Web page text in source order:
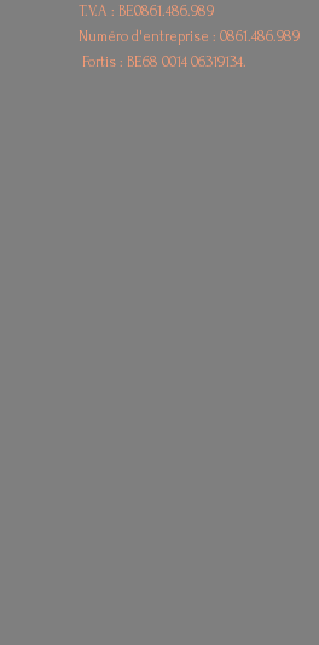
T.V.A : BE0861.486.989
Numéro d'entreprise : 0861.486.989
Fortis : BE680014 06319134.